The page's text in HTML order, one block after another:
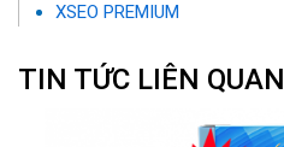
XSEO PREMIUM
TIN TỨC LIÊN QUAN